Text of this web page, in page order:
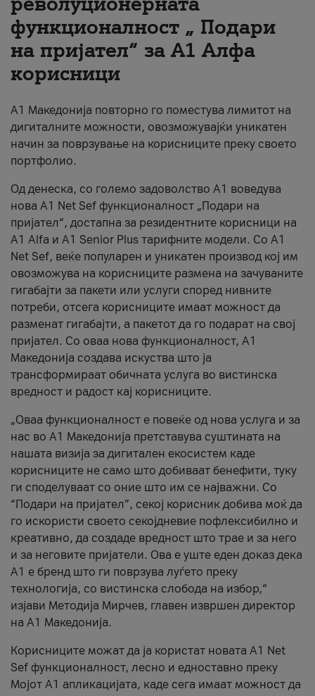
За нас
#ПодобарОнлајн
функционалност „ Подари
на пријател“ за А1 Алфа
корисници
А1 Македонија повторно го поместува лимитот на
дигиталните можности, овозможувајќи уникатен
начин за поврзување на корисниците преку своето
портфолио.
Од денеска, со големо задоволство А1 воведува
нова A1 Net Sef функционалност „Подари на
пријател“, достапна за резидентните корисници на
А1 Alfa и A1 Senior Plus тарифните модели. Со A1
Net Sef, веќе популарен и уникатен производ кој им
овозможува на корисниците размена на зачуваните
гигабајти за пакети или услуги според нивните
потреби, отсега корисниците имаат можност да
разменат гигабајти, а пакетот да го подарат на свој
пријател. Со оваа нова функционалност, А1
Македонија создава искуства што ја
трансформираат обичната услуга во вистинска
вредност и радост кај корисниците.
„Оваа функционалност е повеќе од нова услуга и за
нас во А1 Македонија претставува суштината на
нашата визија за дигитален екосистем каде
корисниците не само што добиваат бенефити, туку
ги споделуваат со оние што им се најважни. Со
“Подари на пријател”, секој корисник добива моќ да
го искористи своето секојдневие пофлексибилно и
креативно, да создаде вредност што трае и за него
и за неговите пријатели. Ова е уште еден доказ дека
А1 е бренд што ги поврзува луѓето преку
технологија, со вистинска слобода на избор,“
изјави Методија Мирчев, главен извршен директор
на А1 Македонија.
Корисниците можат да ја користат новата А1 Net
Sef функционалност, лесно и едноставно преку
Мојот А1 апликацијата, каде сега имаат можност да